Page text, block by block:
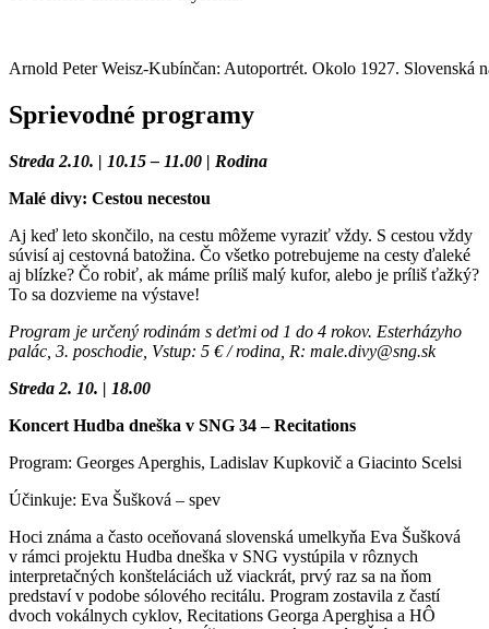
Arnold Peter Weisz-Kubínčan: Autoportrét. Okolo 1927. Slovenská
Sprievodné programy
Streda 2.10. | 10.15 – 11.00 | Rodina
Malé divy: Cestou necestou
Aj keď leto skončilo, na cestu môžeme vyraziť vždy. S cestou vždy
súvisí aj cestovná batožina. Čo všetko potrebujeme na cesty ďaleké
aj blízke? Čo robiť, ak máme príliš malý kufor, alebo je príliš ťažký?
To sa dozvieme na výstave!
Program je určený rodinám s deťmi od 1 do 4 rokov. Esterházyho
palác, 3. poschodie, Vstup: 5 € / rodina, R: male.divy@sng.sk
Streda 2. 10. | 18.00
Koncert Hudba dneška v SNG 34 – Recitations
Program: Georges Aperghis, Ladislav Kupkovič a Giacinto Scelsi
Účinkuje: Eva Šušková – spev
Hoci známa a často oceňovaná slovenská umelkyňa Eva Šušková
v rámci projektu Hudba dneška v SNG vystúpila v rôznych
interpretačných konšteláciách už viackrát, prvý raz sa na ňom
predstaví v podobe sólového recitálu. Program zostavila z častí
dvoch vokálnych cyklov, Recitations Georga Aperghisa a HÔ